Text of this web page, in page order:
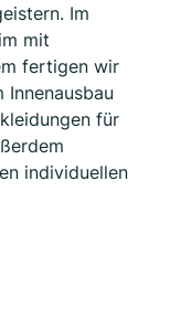
Im
mit
fertigen wir
Innenausbau
für
individuellen